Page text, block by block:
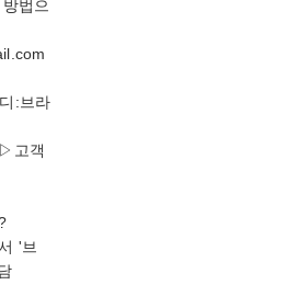
법으
:브라
고객
'브